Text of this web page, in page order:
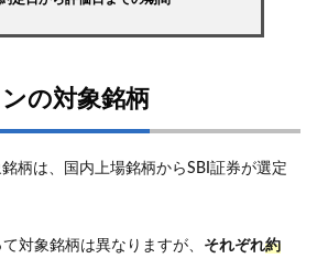
の対象銘柄
柄は、国内上場銘柄からSBI証券が選定
対象銘柄は異なりますが、 それぞれ約